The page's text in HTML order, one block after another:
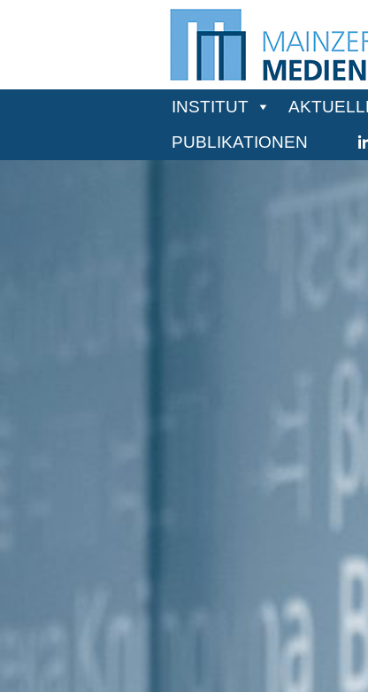
INSTITUT
PUBLIKATIONEN